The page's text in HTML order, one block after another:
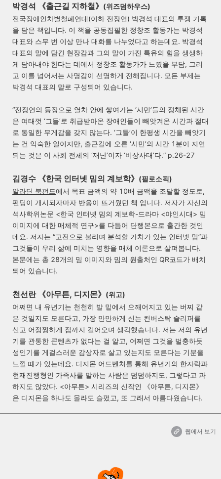
박경석 《출근길 지하철》 (위즈덤하우스)
전국장애인차별철폐연대(이하 전장연) 박경석 대표의 투쟁 기록
을 담은 책입니다. 이 책을 공동집필한 정창조 활동가는 박경석
대표와 스무 번 이상 만나 대화를 나누었다고 하는데요. 박경석
대표의 말에 담긴 현장감과 그의 말이 가진 특유의 힘을 생생하
게 담아내야 한다는 데에서 정창조 활동가가 느꼈을 부담, 그리
고 이를 넘어서는 사명감이 선명하게 전해집니다. 모든 부제는
박경석 대표의 말로 구성되어 있습니다.
“전장연의 등장으로 열차 안에 쌓여가는 ‘시민’들의 정체된 시간
은 여태껏 ‘그들’로 취급받아온 장애인들이 빼앗겨온 시간과 절대
로 동일한 무게감을 갖지 않는다. ‘그들’이 한평생 시간을 빼앗기
는 건 익숙한 일이지만, 출근길에 오른 ‘시민’의 시간 1분이 지연
되는 것은 이 사회 전체의 ‘재난’이자 ‘비상사태’다.” p.26-27
김경수 《한국 인터넷 밈의 계보학》 (필로소픽)
알라딘 북펀드에서 목표 금액의 약 10배 금액을 조달할 정도로,
펀딩이 개시되자마자 반응이 뜨거웠던 책 입니다. 저자가 자신의
석사학위논문 <한국 인터넷 밈의 계보학-드라마 <야인시대> 밈
이미지에 대한 매체적 연구>를 다듬어 단행본으로 출간한 것인
데요. 저자는 “고전으로 불리며 분석할 가치가 있는 인터넷 밈”과
그것들이 우리 삶에 미치는 영향을 매체 이론으로 살펴봅니다.
본문에는 총 28개의 밈 이미지와 밈의 원출처인 QR코드가 배치
되어 있습니다.
천선란 《아무튼, 디지몬》 (위고)
어쩌면 내 유년기는 천천히 발 밑에서 으깨어지고 있는 버찌 같
은 것일지도 모른다고, 가장 만만하게 신는 컨버스탁 슬리퍼를
신고 어정쩡하게 집까지 걸어오며 생각했습니다. 저는 저의 유년
기를 관통한 콘텐츠가 없다는 걸 알고, 어쩌면 그것을 벌충하듯
성인기를 게걸스러운 감상자로 살고 있는지도 모른다는 기분을
느낄 때가 있는데요. 디지몬 어드벤처를 통해 유년기의 한자락과
현재진행형인 가족사를 말하는 사람은 덤덤하지도, 그렇다고 과
하지도 않았다. <아무튼> 시리즈의 신작인 《아무튼, 디지몬》
은 디지몬을 하나도 몰라도 슬펐고, 또 그래서 아름다웠습니다.
웹에서 보기